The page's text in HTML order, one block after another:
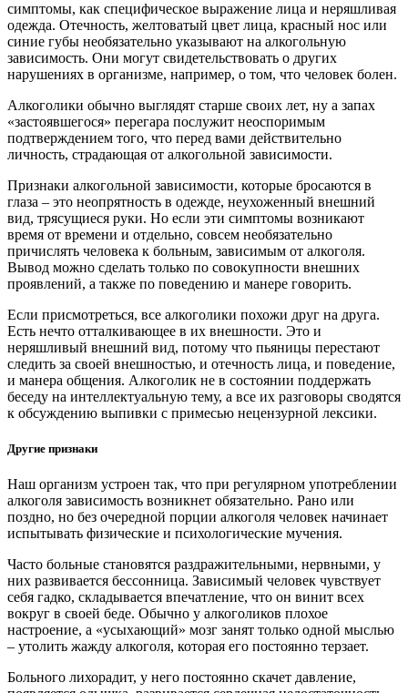
симптомы, как специфическое выражение лица и неряшливая
одежда. Отечность, желтоватый цвет лица, красный нос или
синие губы необязательно указывают на алкогольную
зависимость. Они могут свидетельствовать о других
нарушениях в организме, например, о том, что человек болен.
Алкоголики обычно выглядят старше своих лет, ну а запах
«застоявшегося» перегара послужит неоспоримым
подтверждением того, что перед вами действительно
личность, страдающая от алкогольной зависимости.
Признаки алкогольной зависимости, которые бросаются в
глаза – это неопрятность в одежде, неухоженный внешний
вид, трясущиеся руки. Но если эти симптомы возникают
время от времени и отдельно, совсем необязательно
причислять человека к больным, зависимым от алкоголя.
Вывод можно сделать только по совокупности внешних
проявлений, а также по поведению и манере говорить.
Если присмотреться, все алкоголики похожи друг на друга.
Есть нечто отталкивающее в их внешности. Это и
неряшливый внешний вид, потому что пьяницы перестают
следить за своей внешностью, и отечность лица, и поведение,
и манера общения. Алкоголик не в состоянии поддержать
беседу на интеллектуальную тему, а все их разговоры сводятся
к обсуждению выпивки с примесью нецензурной лексики.
Другие признаки
Наш организм устроен так, что при регулярном употреблении
алкоголя зависимость возникнет обязательно. Рано или
поздно, но без очередной порции алкоголя человек начинает
испытывать физические и психологические мучения.
Часто больные становятся раздражительными, нервными, у
них развивается бессонница. Зависимый человек чувствует
себя гадко, складывается впечатление, что он винит всех
вокруг в своей беде. Обычно у алкоголиков плохое
настроение, а «усыхающий» мозг занят только одной мыслью
– утолить жажду алкоголя, которая его постоянно терзает.
Больного лихорадит, у него постоянно скачет давление,